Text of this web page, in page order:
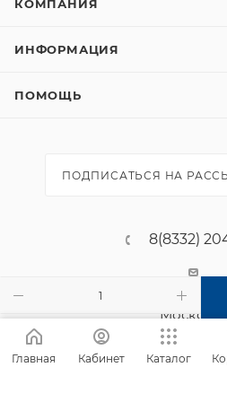
КОМПАНИЯ
ИНФОРМАЦИЯ
ПОМОЩЬ
ПОДПИСАТЬСЯ НА
8(8332)
г. Киров, п.
Главная Кабинет Каталог